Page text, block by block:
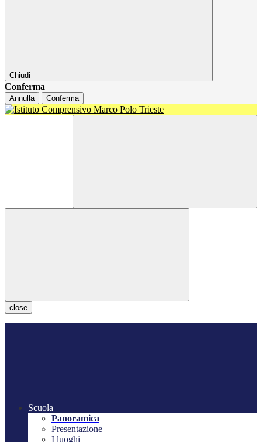
Chiudi
Conferma
Annulla Conferma
close
Scuola
Panoramica
Presentazione
I luoghi